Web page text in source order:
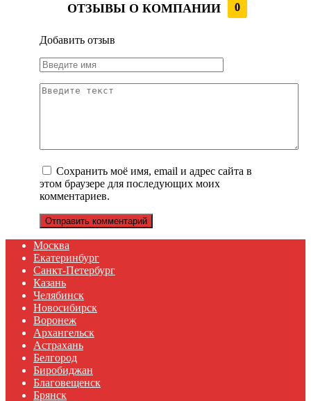
ОТЗЫВЫ О КОМПАНИИ 0
Добавить отзыв
Сохранить моё имя, email и адрес сайта в
этом браузере для последующих моих
комментариев.
Москва
Екатеринбург
Санкт-Петербург
Казань
Челябинск
Новосибирск
Воронеж
Архангельск
Астрахань
Белгород
Биробиджан
Благовещенск
Брянск